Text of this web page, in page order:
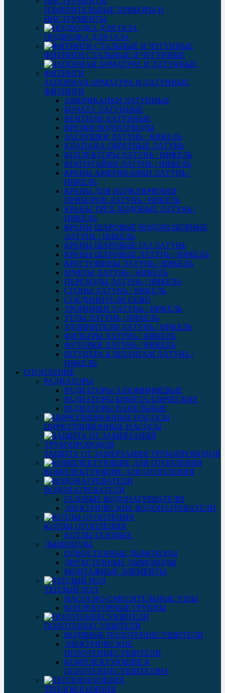
ИЗМЕРИТЕЛЬНЫЕ ПРИБОРЫ И
ИНСТРУМЕНТЫ
ПОДВОДКА ДЛЯ ГАЗА
ФИТИНГИ СТАЛЬНЫЕ И ЧУГУННЫЕ
ЗАПОРНАЯ АРМАТУРА И ЛАТУННЫЕ
ФИТИНГИ
АМЕРИКАНКИ ЛАТУННЫЕ
БОЧАТА ЛАТУННЫЕ
ВЕНТИЛИ ЛАТУННЫЕ
ВРЕЗКИ ВОДООТВОДЫ
ЗАГЛУШКИ ЛАТУНЬ / НИКЕЛЬ
КЛАПАНА ОБРАТНЫЕ ЛАТУНЬ
КОЛЛЕКТОРЫ ЛАТУНЬ / НИКЕЛЬ
КОНТРГАЙКИ ЛАТУНЬ / НИКЕЛЬ
КРАНЫ АМЕРИКАНКИ ЛАТУНЬ /
НИКЕЛЬ
КРАНЫ ДЛЯ ПОДКЛЮЧЕНИЯ
ПРИБОРОВ ЛАТУНЬ / НИКЕЛЬ
КРАНЫ ТРЕХ-ХОДОВЫЕ ЛАТУНЬ /
НИКЕЛЬ
КРАНЫ ШАРОВЫЕ ВОДОРАЗБОРНЫЕ
ЛАТУНЬ / НИКЕЛЬ
КРАНЫ ШАРОВЫЕ ГАЗ ЛАТУНЬ
КРАНЫ ШАРОВЫЕ ЛАТУНЬ / НИКЕЛЬ
КРЕСТОВИНЫ ЛАТУНЬ / НИКЕЛЬ
МУФТЫ ЛАТУНЬ / НИКЕЛЬ
ПЕРЕХОДЫ ЛАТУНЬ / НИКЕЛЬ
СГОНЫ ЛАТУНЬ / НИКЕЛЬ
СОЕДИНИТЕЛИ GEBO
ТРОЙНИКИ ЛАТУНЬ / НИКЕЛЬ
УГЛЫ ЛАТУНЬ / НИКЕЛЬ
УДЛИНИТЕЛИ ЛАТУНЬ / НИКЕЛЬ
ФИЛЬТРЫ ЛАТУНЬ / НИКЕЛЬ
ФУТОРКИ ЛАТУНЬ / НИКЕЛЬ
ШТУЦЕРА К ШЛАНГАМ ЛАТУНЬ /
НИКЕЛЬ
ОТОПЛЕНИЕ
РАДИАТОРЫ
РАДИАТОРЫ АЛЮМИНИЕВЫЕ
РАДИАТОРЫ БИМЕТАЛЛИЧЕСКИЕ
РАДИАТОРЫ ПАНЕЛЬНЫЕ
ЦИРКУЛЯЦИОННЫЕ НАСОСЫ
ЗАЩИТА ОТ ЗАМЕРЗАНИЯ ТРУБОПРОВОДОВ
КОМПЛЕКТУЮЩИЕ ДЛЯ ОТОПЛЕНИЯ
ВОДОНАГРЕВАТЕЛИ
ГАЗОВЫЕ ВОДОНАГРЕВАТЕЛИ
ЭЛЕКТРИЧЕСКИЕ ВОДОНАГРЕВАТЕЛИ
КОТЛЫ ОТОПЛЕНИЯ
КОТЛЫ ГАЗОВЫЕ
ДЫМОХОДЫ
ОДНОСТЕННЫЕ ДЫМОХОДЫ
ДВУХСТЕННЫЕ ДЫМОХОДЫ
МОНТАЖНЫЕ ЭЛЕМЕНТЫ
ТЕПЛЫЙ ПОЛ
НАСОСНО-СМЕСИТЕЛЬНЫЕ УЗЛЫ
КОЛЛЕКТОРНЫЕ ГРУППЫ
ПОЛОТЕНЦЕСУШИТЕЛИ
ВОДЯНЫЕ ПОЛОТЕНЦЕСУШИТЕЛИ
ЭЛЕКТРИЧЕСКИЕ
ПОЛОТЕНЦЕСУШИТЕЛИ
КОМПЛЕКТУЮЩИЕ К
ПОЛОТЕНЦЕСУШИТЕЛЯМ
ТЕПЛОИЗОЛЯЦИЯ